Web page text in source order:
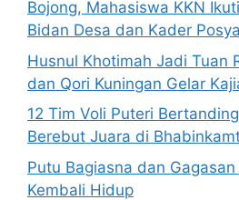
Bojong, Mahasiswa KKN
Bidan Desa dan Kader
Husnul Khotimah Jadi Tuan
dan Qori Kuningan Gelar
12 Tim Voli Puteri
Berebut Juara di
Putu Bagiasna dan
Kembali Hidup